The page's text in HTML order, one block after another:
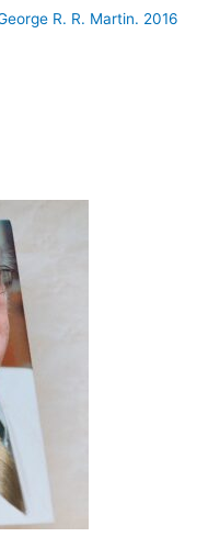
R. R. Martin. 2016